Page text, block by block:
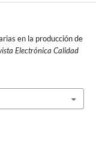
en la producción de
Electrónica Calidad